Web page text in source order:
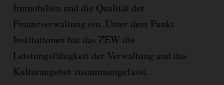
Immobilien und die Qualität der
Finanzverwaltung ein. Unter dem Punkt
Institutionen hat das ZEW die
Leistungsfähigkeit der Verwaltung und das
Kulturangebot zusammengefasst.